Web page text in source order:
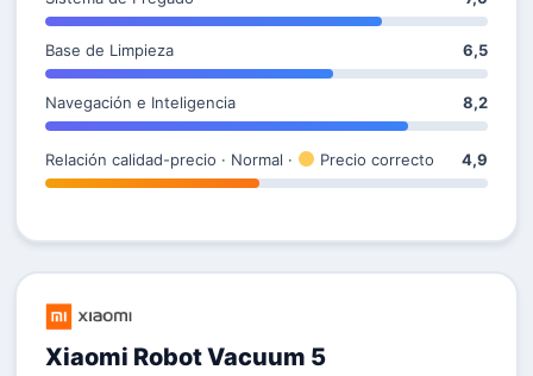
Base de Limpieza 6,5
Navegación e Inteligencia 8,2
Relación calidad-precio · Normal · Precio correcto 4,9
Xiaomi Robot Vacuum 5